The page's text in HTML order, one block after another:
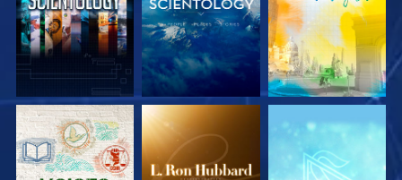
EXPLORE A SÉRIE EXPLORE A SÉRIE EXPLORE A SÉRIE